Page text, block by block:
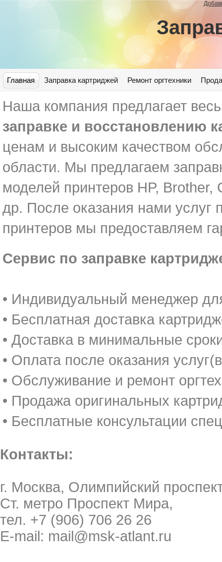
Главная Заправка картриджей Ремонт оргтехники
Наша компания предлагает
заправке и восстановлению
ценам и высоким качеством
области. Мы предлагаем
моделей принтеров HP,
др. После оказания нами услуг
принтеров мы предоставляем
Сервис по заправке
• Индивидуальный менеджер
• Бесплатная доставка
• Доставка в минимальные
• Оплата после оказания
• Обслуживание и ремонт
• Продажа оригинальных
• Бесплатные консультации
Контакты:
г. Москва, Олимпийский
Ст. метро Проспект Мира,
тел. +7 (906) 706 26 26
E-mail: mail@msk-atlant.ru